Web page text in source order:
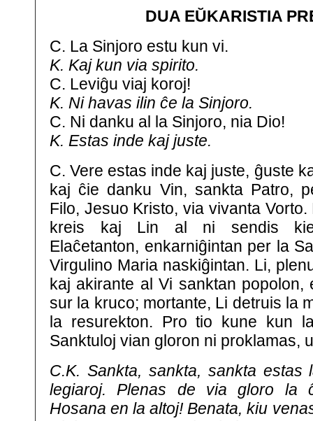
DUA EŬKARISTIA
C. La Sinjoro estu kun vi.
K. Kaj kun via spirito.
C. Leviĝu viaj koroj!
K. Ni havas ilin ĉe la Sinjoro.
C. Ni danku al la Sinjoro, nia Dio!
K. Estas inde kaj juste.
C. Vere estas inde kaj juste, ĝuste
kaj ĉie danku Vin, sankta Patro,
Filo, Jesuo Kristo, via vivanta
kreis kaj Lin al ni sendis
Elaĉetanton, enkarniĝintan per la
Virgulino Maria naskiĝintan. Li,
kaj akirante al Vi sanktan popolon,
sur la kruco; mortante, Li detruis la
la resurekton. Pro tio kune kun
Sanktuloj vian gloron ni proklamas,
C.K. Sankta, sankta, sankta estas
legiaroj. Plenas de via gloro la
Hosana en la altoj! Benata, kiu